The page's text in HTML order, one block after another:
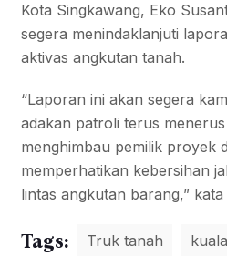
Kota Singkawang, Eko
segera menindaklanjuti
aktivas angkutan tanah.
“Laporan ini akan segera
adakan patroli terus
menghimbau pemilik proyek
memperhatikan kebersihan
lintas angkutan barang,” kata
Tags: Truk tanah
kuala